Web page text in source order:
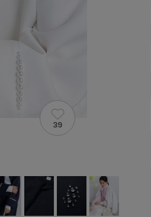
39